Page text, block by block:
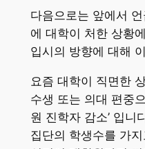
다음으로는 앞에서
에 대학이 처한 상황
입시의 방향에 대해
요즘 대학이 직면한 상
수생 또는 의대 편중
원 진학자 감소’ 입니
집단의 학생수를 가